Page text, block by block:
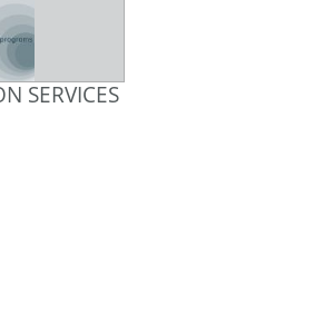
SERVICES